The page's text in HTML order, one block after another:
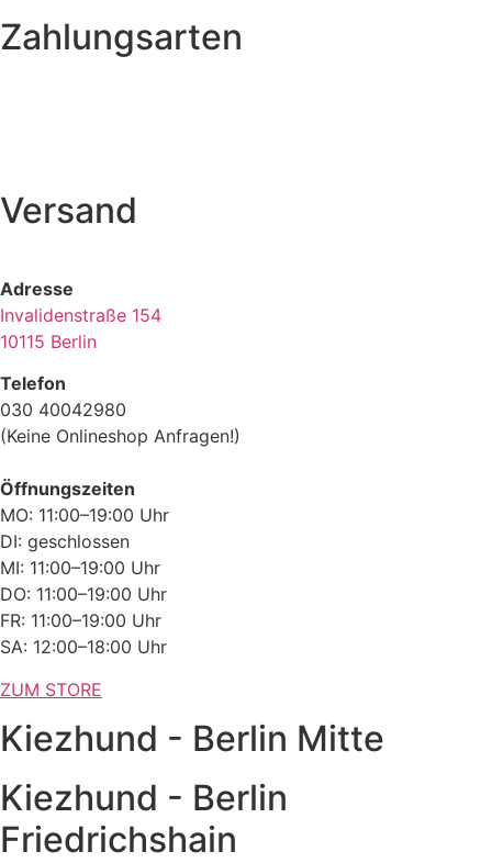
Zahlungsarten
Versand
Adresse
Invalidenstraße 154
10115 Berlin
Telefon
030 40042980
(Keine Onlineshop Anfragen!)
Öffnungszeiten
MO: 11:00–19:00 Uhr
DI: geschlossen
MI: 11:00–19:00 Uhr
DO: 11:00–19:00 Uhr
FR: 11:00–19:00 Uhr
SA: 12:00–18:00 Uhr
ZUM STORE
Kiezhund - Berlin Mitte
Kiezhund - Berlin
Friedrichshain